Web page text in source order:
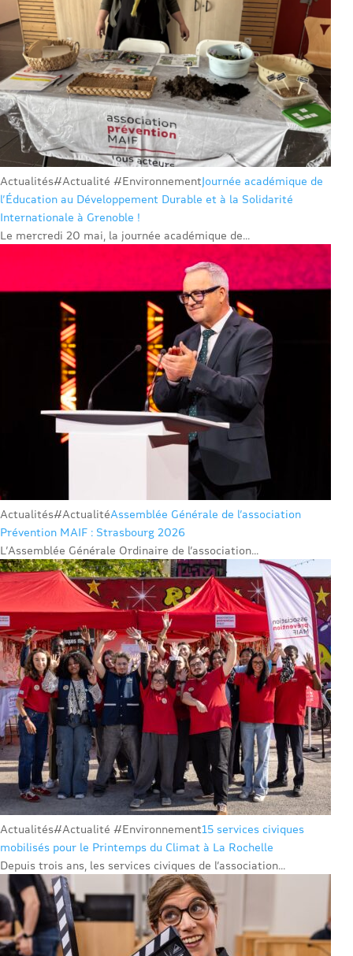
Actualités#Actualité #EnvironnementJournée académique de
l’Éducation au Développement Durable et à la Solidarité
Internationale à Grenoble !
Le mercredi 20 mai, la journée académique de...
Actualités#ActualitéAssemblée Générale de l’association
Prévention MAIF : Strasbourg 2026
L’Assemblée Générale Ordinaire de l’association...
Actualités#Actualité #Environnement15 services civiques
mobilisés pour le Printemps du Climat à La Rochelle
Depuis trois ans, les services civiques de l’association...